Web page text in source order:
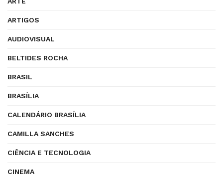
ARTIGOS
AUDIOVISUAL
BELTIDES ROCHA
BRASIL
BRASÍLIA
CALENDÁRIO BRASÍLIA
CAMILLA SANCHES
CIÊNCIA E TECNOLOGIA
CINEMA